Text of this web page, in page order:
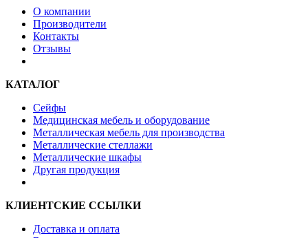
О компании
Производители
Контакты
Отзывы
КАТАЛОГ
Сейфы
Медицинская мебель и оборудование
Металлическая мебель для производства
Металлические стеллажи
Металлические шкафы
Другая продукция
КЛИЕНТСКИЕ ССЫЛКИ
Доставка и оплата